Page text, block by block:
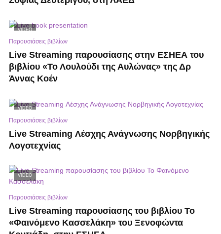
VIDEO
Παρουσιάσεις βιβλίων
Live Streaming παρουσίασης στην ΕΣΗΕΑ του
βιβλίου «Το Λουλούδι της Αυλώνας» της Δρ
Άννας Κοέν
VIDEO
Παρουσιάσεις βιβλίων
Live Streaming Λέσχης Ανάγνωσης Νορβηγικής
Λογοτεχνίας
VIDEO
Παρουσιάσεις βιβλίων
Live Streaming παρουσίασης του βιβλίου Το
«Φαινόμενο Κασσελάκη» του Ξενοφώντα